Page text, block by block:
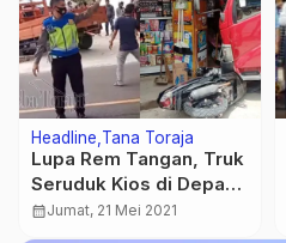
Headline Tana Toraja
Lupa Rem Tangan, Truk
Seruduk Kios di Depan
Polsek Makale
calendar_monthJumat, 21 Mei 2021